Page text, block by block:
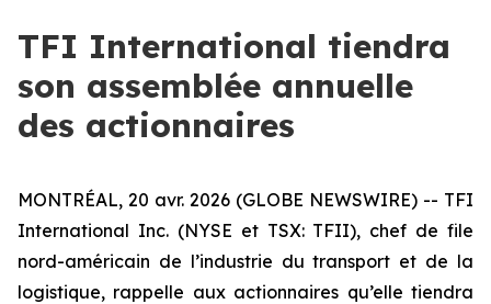
TFI International tiendra
son assemblée annuelle
des actionnaires
MONTRÉAL, 20 avr. 2026 (GLOBE NEWSWIRE) -- TFI
International Inc. (NYSE et TSX: TFII), chef de file
nord-américain de l’industrie du transport et de la
logistique, rappelle aux actionnaires qu’elle tiendra